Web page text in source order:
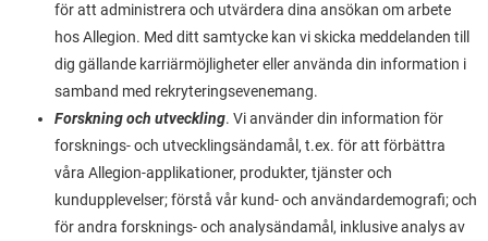
för att administrera och utvärdera dina ansökan om arbete
hos Allegion. Med ditt samtycke kan vi skicka meddelanden till
dig gällande karriärmöjligheter eller använda din information i
samband med rekryteringsevenemang.
Forskning och utveckling. Vi använder din information för
forsknings- och utvecklingsändamål, t.ex. för att förbättra
våra Allegion-applikationer, produkter, tjänster och
kundupplevelser; förstå vår kund- och användardemografi; och
för andra forsknings- och analysändamål, inklusive analys av